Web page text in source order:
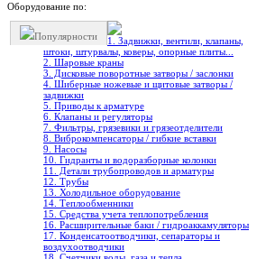
Оборудование по:
Популярности
1. Задвижки, вентили, клапаны,
штоки, штурвалы, коверы, опорные плиты...
2. Шаровые краны
3. Дисковые поворотные затворы / заслонки
4. Шиберные ножевые и щитовые затворы /
задвижки
5. Приводы к арматуре
6. Клапаны и регуляторы
7. Фильтры, грязевики и грязеотделители
8. Виброкомпенсаторы / гибкие вставки
9. Насосы
10. Гидранты и водоразборные колонки
11. Детали трубопроводов и арматуры
12. Трубы
13. Холодильное oборудование
14. Теплообменники
15. Средства учета теплопотребления
16. Расширительные баки / гидроаккамуляторы
17. Конденсатоотводчики, сепараторы и
воздухоотводчики